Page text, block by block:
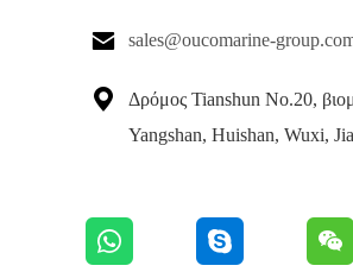
 sales@oucomarine-

Δρόμος Tianshun No.20,
Yangshan, Huishan, Wuxi,